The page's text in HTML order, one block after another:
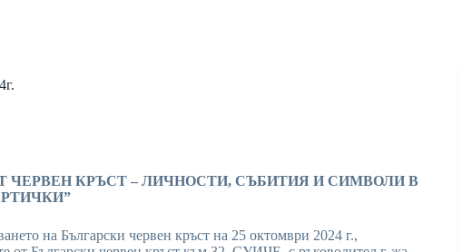
ЧЕРВЕН КРЪСТ – ЛИЧНОСТИ, СЪБИТИЯ И СИМВОЛИ В
на Български червен кръст на 25 октомври 2024 г.,